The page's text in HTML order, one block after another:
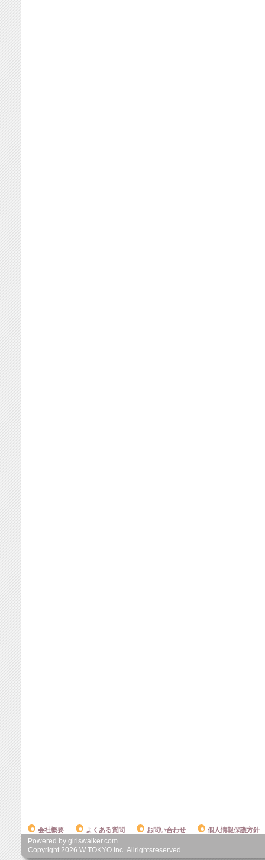
会社概要 よくある質問 お問い合わせ 個人情報保護方針
Powered by girlswalker.com
Copyright 2026 W TOKYO Inc. Allrightsreserved.